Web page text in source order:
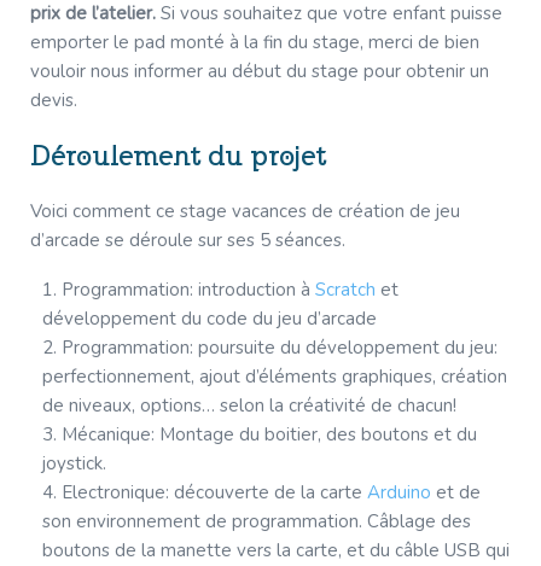
prix de l’atelier. Si vous souhaitez que votre enfant puisse
emporter le pad monté à la fin du stage, merci de bien
vouloir nous informer au début du stage pour obtenir un
devis.
Déroulement du projet
Voici comment ce stage vacances de création de jeu
d’arcade se déroule sur ses 5 séances.
Programmation: introduction à Scratch et
développement du code du jeu d’arcade
Programmation: poursuite du développement du jeu:
perfectionnement, ajout d’éléments graphiques, création
de niveaux, options… selon la créativité de chacun!
Mécanique: Montage du boitier, des boutons et du
joystick.
Electronique: découverte de la carte Arduino et de
son environnement de programmation. Câblage des
boutons de la manette vers la carte, et du câble USB qui